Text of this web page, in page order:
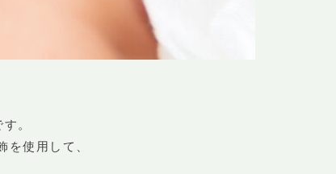
。
使用して、